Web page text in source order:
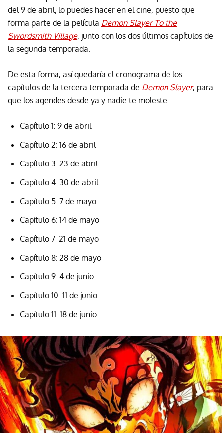
del 9 de abril, lo puedes hacer en el cine, puesto que
forma parte de la película Demon Slayer To the
Swordsmith Village, junto con los dos últimos capítulos de
la segunda temporada.
De esta forma, así quedaría el cronograma de los
capítulos de la tercera temporada de Demon Slayer, para
que los agendes desde ya y nadie te moleste.
Capítulo 1: 9 de abril
Capítulo 2: 16 de abril
Capítulo 3: 23 de abril
Capítulo 4: 30 de abril
Capítulo 5: 7 de mayo
Capítulo 6: 14 de mayo
Capítulo 7: 21 de mayo
Capítulo 8: 28 de mayo
Capítulo 9: 4 de junio
Capítulo 10: 11 de junio
Capítulo 11: 18 de junio